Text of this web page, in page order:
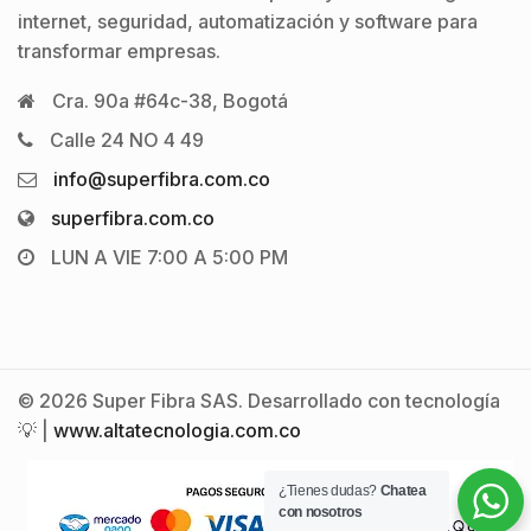
internet, seguridad, automatización y software para
transformar empresas.
Cra. 90a #64c-38, Bogotá
Calle 24 NO 4 49
info@superfibra.com.co
superfibra.com.co
LUN A VIE 7:00 A 5:00 PM
© 2026 Super Fibra SAS. Desarrollado con tecnología
💡 | www.altatecnologia.com.co
¿Tienes dudas? Chatea
con nosotros